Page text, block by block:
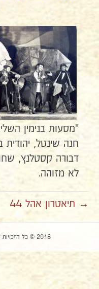
"מסעות בנימין
חנה שינטל,
דבורה קסטלנץ,
לא מזוהה.
→ תיאטרון אהל 44
2018 © כל הזכויות שמורות ליוסי עופר "גולה ותקומה"